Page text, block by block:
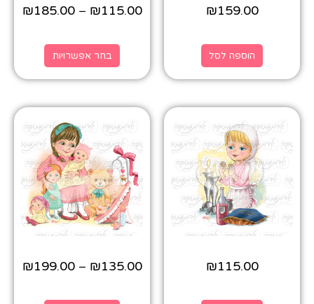
₪159.00
הוספה לסל
₪115.00
–
₪185.00
בחר אפשרויות
₪115.00
₪135.00
–
₪199.00